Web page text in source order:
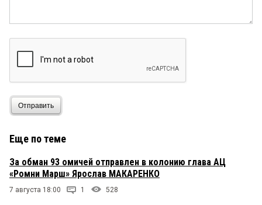
Отправить
Еще по теме
За обман 93 омичей отправлен в колонию глава АЦ
«Ромни Марш» Ярослав МАКАРЕНКО
7 августа 18:00 1 528